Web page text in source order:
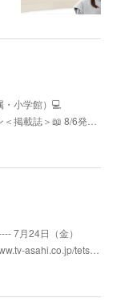
小学館）💻
掲載誌＞📖 8/6発…
7月24日（金）
asahi.co.jp/tets…